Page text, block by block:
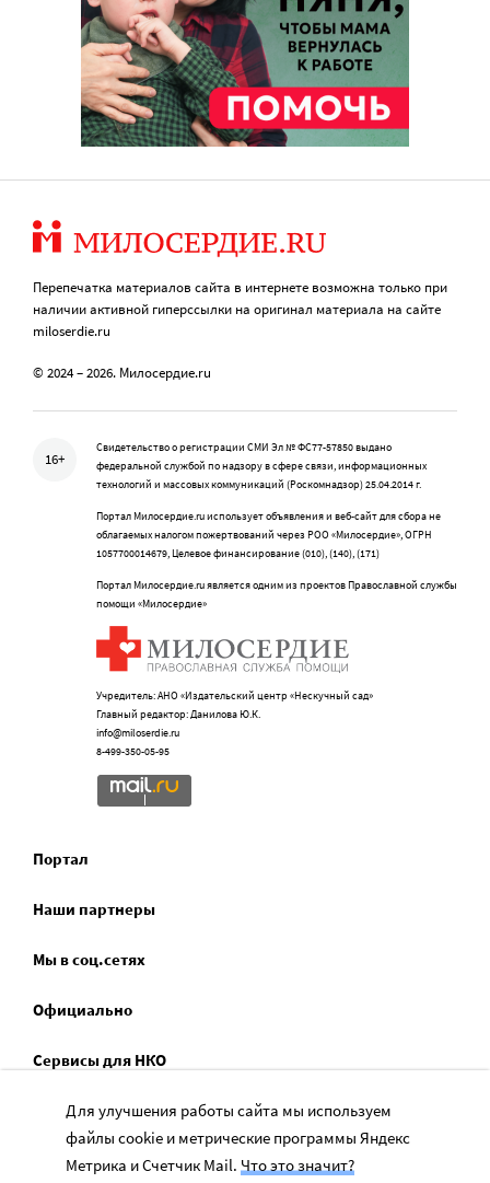
Перепечатка материалов сайта в интернете возможна только при
наличии активной гиперссылки на оригинал материала на сайте
miloserdie.ru
© 2024 – 2026. Милосердие.ru
16+
Свидетельство о регистрации СМИ Эл № ФС77-57850 выдано
федеральной службой по надзору в сфере связи, информационных
технологий и массовых коммуникаций (Роскомнадзор) 25.04.2014 г.
Портал Милосердие.ru использует объявления и веб-сайт для сбора не
облагаемых налогом пожертвований через РОО «Милосердие», ОГРН
1057700014679, Целевое финансирование (010), (140), (171)
Портал Милосердие.ru является одним из проектов Православной службы
помощи «Милосердие»
Учредитель: АНО «Издательский центр «Нескучный сад»
Главный редактор: Данилова Ю.К.
info@miloserdie.ru
8-499-350-05-95
Портал
Наши партнеры
Мы в соц.сетях
Официально
Сервисы для НКО
Спецпроекты
Социальное служение
Для улучшения работы сайта мы используем
файлы cookie и метрические программы Яндекс
Метрика и Счетчик Mail. Что это значит?